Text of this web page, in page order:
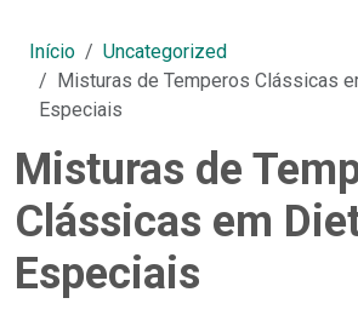
Início
Uncategorized
Misturas de Temperos Clássicas
Especiais
Misturas de
Clássicas em
Especiais